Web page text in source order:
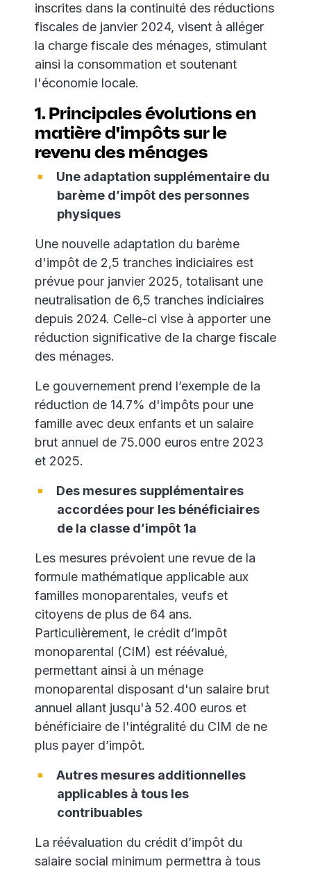
inscrites dans la continuité des réductions
fiscales de janvier 2024, visent à alléger
la charge fiscale des ménages, stimulant
ainsi la consommation et soutenant
l'économie locale.
1. Principales évolutions en
matière d'impôts sur le
revenu des ménages
Une adaptation supplémentaire du
barème d’impôt des personnes
physiques
Une nouvelle adaptation du barème
d'impôt de 2,5 tranches indiciaires est
prévue pour janvier 2025, totalisant une
neutralisation de 6,5 tranches indiciaires
depuis 2024. Celle-ci vise à apporter une
réduction significative de la charge fiscale
des ménages.
Le gouvernement prend l’exemple de la
réduction de 14.7% d'impôts pour une
famille avec deux enfants et un salaire
brut annuel de 75.000 euros entre 2023
et 2025.
Des mesures supplémentaires
accordées pour les bénéficiaires
de la classe d’impôt 1a
Les mesures prévoient une revue de la
formule mathématique applicable aux
familles monoparentales, veufs et
citoyens de plus de 64 ans.
Particulièrement, le crédit d’impôt
monoparental (CIM) est réévalué,
permettant ainsi à un ménage
monoparental disposant d'un salaire brut
annuel allant jusqu'à 52.400 euros et
bénéficiaire de l'intégralité du CIM de ne
plus payer d’impôt.
Autres mesures additionnelles
applicables à tous les
contribuables
La réévaluation du crédit d’impôt du
salaire social minimum permettra à tous